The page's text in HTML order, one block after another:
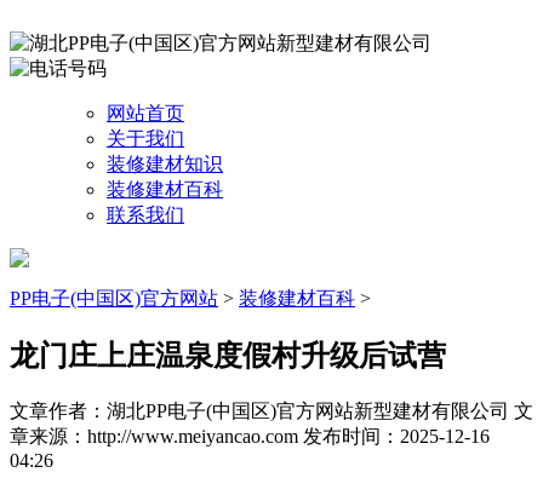
网站首页
关于我们
装修建材知识
装修建材百科
联系我们
PP电子(中国区)官方网站 > 装修建材百科 >
龙门庄上庄温泉度假村升级后试营
文章作者：湖北PP电子(中国区)官方网站新型建材有限公司 文
章来源：http://www.meiyancao.com 发布时间：2025-12-16
04:26